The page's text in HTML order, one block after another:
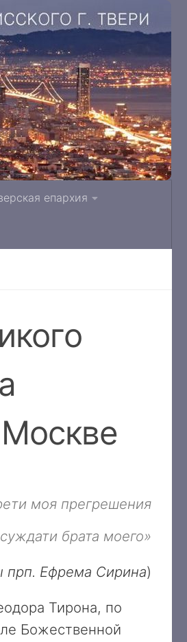
Кашинская епархия
епархия
моя прегрешения
брата моего»
прп. Ефрема Сирина)
Тирона, по
Божественной